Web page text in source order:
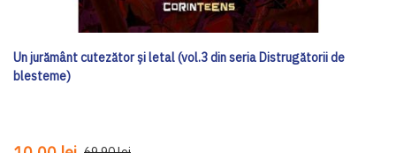
Un jurământ cutezător și letal (vol.3 din seria Distrugătorii de
blesteme)